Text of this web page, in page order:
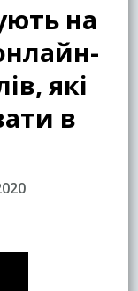
на
які
в